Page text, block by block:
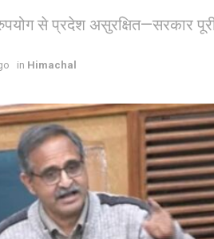
से प्रदेश असुरक्षित—सरकार
in Himachal